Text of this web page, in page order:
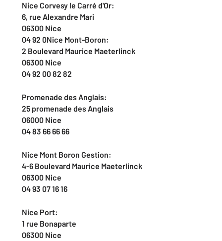
Nice Corvesy le Carré d'Or:
6, rue Alexandre Mari
06300 Nice
04 92 0Nice Mont-Boron:
2 Boulevard Maurice Maeterlinck
06300 Nice
04 92 00 82 82
Promenade des Anglais:
25 promenade des Anglais
06000 Nice
04 83 66 66 66
Nice Mont Boron Gestion:
4-6 Boulevard Maurice Maeterlinck
06300 Nice
04 93 07 16 16
Nice Port:
1 rue Bonaparte
06300 Nice